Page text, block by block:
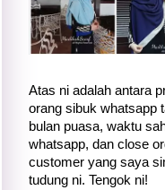
Atas ni adalah antara
orang sibuk whatsapp
bulan puasa, waktu
whatsapp, dan close
customer yang saya
tudung ni. Tengok ni!